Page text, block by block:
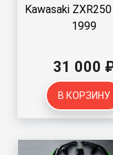
Kawasaki
1999
31 000
В КОРЗИНУ